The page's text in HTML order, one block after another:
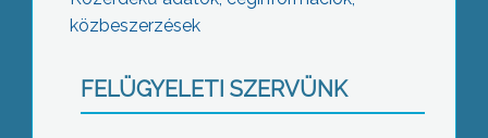
közbeszerzések
FELÜGYELETI SZERVÜNK